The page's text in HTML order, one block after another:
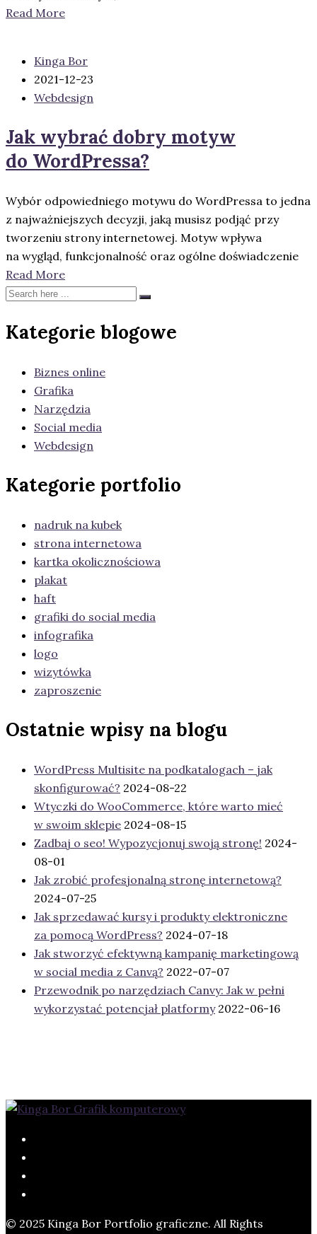
Read More
Kinga Bor
2021-12-23
Webdesign
Jak wybrać dobry motyw
do WordPressa?
Wybór odpowiedniego motywu do WordPressa to jedna
z najważniejszych decyzji, jaką musisz podjąć przy
tworzeniu strony internetowej. Motyw wpływa
na wygląd, funkcjonalność oraz ogólne doświadczenie
Read More
Kategorie blogowe
Biznes online
Grafika
Narzędzia
Social media
Webdesign
Kategorie portfolio
nadruk na kubek
strona internetowa
kartka okolicznościowa
plakat
haft
grafiki do social media
infografika
logo
wizytówka
zaproszenie
Ostatnie wpisy na blogu
WordPress Multisite na podkatalogach – jak
skonfigurować? 2024-08-22
Wtyczki do WooCommerce, które warto mieć
w swoim sklepie 2024-08-15
Zadbaj o seo! Wypozycjonuj swoją stronę! 2024-
08-01
Jak zrobić profesjonalną stronę internetową?
2024-07-25
Jak sprzedawać kursy i produkty elektroniczne
za pomocą WordPress? 2024-07-18
Jak stworzyć efektywną kampanię marketingową
w social media z Canvą? 2022-07-07
Przewodnik po narzędziach Canvy: Jak w pełni
wykorzystać potencjał platformy 2022-06-16
© 2025 Kinga Bor Portfolio graficzne. All Rights